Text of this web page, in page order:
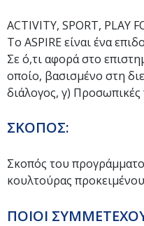
ACTIVITY, SPORT, PLAY
Το ASPIRE είναι ένα
Σε ό,τι αφορά στο
οποίο, βασισμένο στη
διάλογος, γ)
ΣΚΟΠΟΣ:
Σκοπός του
κουλτούρας
ΠΟΙΟΙ